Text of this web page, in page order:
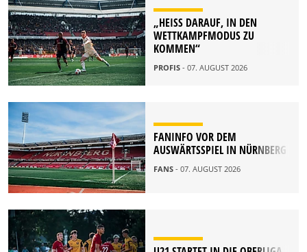
„HEISS DARAUF, IN DEN W
ETTKAMPFMODUS ZU K
OMMEN“
PROFIS - 07. AUGUST 2026
FANINFO VOR DEM
AUSWÄRTSSPIEL IN NÜRNBERG
FANS - 07. AUGUST 2026